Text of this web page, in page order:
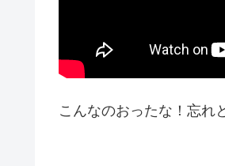
こんなのおったな！忘れ